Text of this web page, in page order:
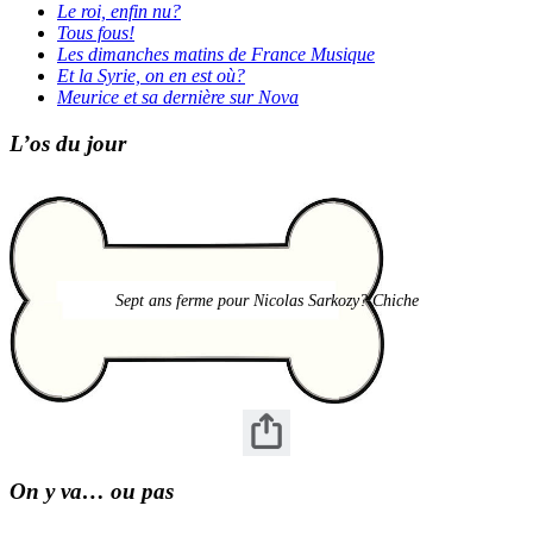
Le roi, enfin nu?
Tous fous!
Les dimanches matins de France Musique
Et la Syrie, on en est où?
Meurice et sa dernière sur Nova
L’os du jour
Sept ans ferme pour Nicolas Sarkozy? Chiche
On y va… ou pas